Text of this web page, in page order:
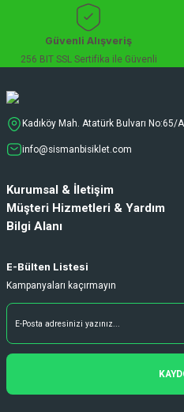
Güvenli Alışveriş
256 BIT SSL Sertifika ile Güvenli
Kadıköy Mah. Atatürk Bulvarı No:65/
info@sismanbisiklet.com
Kurumsal & İletişim
Müşteri Hizmetleri & Yardım
Bilgi Alanı
E-Bülten Listesi
Kampanyaları kaçırmayın